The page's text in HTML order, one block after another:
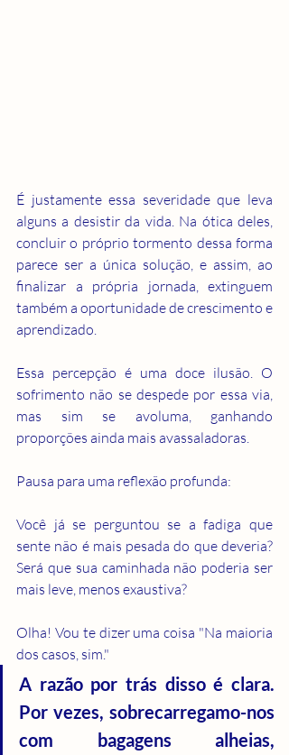
É justamente essa severidade que leva
alguns a desistir da vida. Na ótica deles,
concluir o próprio tormento dessa forma
parece ser a única solução, e assim, ao
finalizar a própria jornada, extinguem
também a oportunidade de crescimento e
aprendizado.
Essa percepção é uma doce ilusão. O
sofrimento não se despede por essa via,
mas sim se avoluma, ganhando
proporções ainda mais avassaladoras.
Pausa para uma reflexão profunda:
Você já se perguntou se a fadiga que
sente não é mais pesada do que deveria?
Será que sua caminhada não poderia ser
mais leve, menos exaustiva?
Olha! Vou te dizer uma coisa "Na maioria
dos casos, sim."
A razão por trás disso é clara.
Por vezes, sobrecarregamo-nos
com bagagens alheias,